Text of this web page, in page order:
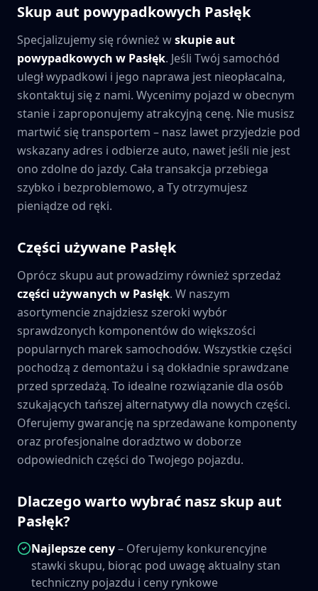
Skup aut powypadkowych Pasłęk
Specjalizujemy się również wskupie aut
powypadkowych w Pasłęk. Jeśli Twój samochód
uległ wypadkowi i jego naprawa jest nieopłacalna,
skontaktuj się z nami. Wycenimy pojazd w obecnym
stanie i zaproponujemy atrakcyjną cenę. Nie musisz
martwić się transportem – nasz lawet przyjedzie pod
wskazany adres i odbierze auto, nawet jeśli nie jest
ono zdolne do jazdy. Cała transakcja przebiega
szybko i bezproblemowo, a Ty otrzymujesz
pieniądze od ręki.
Części używane Pasłęk
Oprócz skupu aut prowadzimy również sprzedaż
części używanych w Pasłęk. W naszym
asortymencie znajdziesz szeroki wybór
sprawdzonych komponentów do większości
popularnych marek samochodów. Wszystkie części
pochodzą z demontażu i są dokładnie sprawdzane
przed sprzedażą. To idealne rozwiązanie dla osób
szukających tańszej alternatywy dla nowych części.
Oferujemy gwarancję na sprzedawane komponenty
oraz profesjonalne doradztwo w doborze
odpowiednich części do Twojego pojazdu.
Dlaczego warto wybrać nasz skup aut
Pasłęk?
Najlepsze ceny– Oferujemy konkurencyjne
stawki skupu, biorąc pod uwagę aktualny stan
techniczny pojazdu i ceny rynkowe